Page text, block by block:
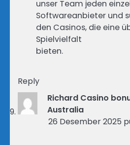
unser Team jeden
Softwareanbieter und
den Casinos, die eine
Spielvielfalt
bieten.
Reply
Richard Casino
Australia
26 Desember 2025